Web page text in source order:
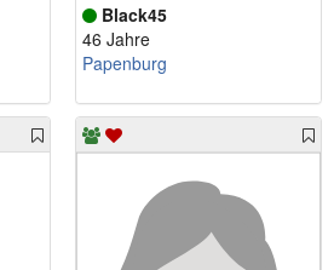
Black45
46 Jahre
Papenburg